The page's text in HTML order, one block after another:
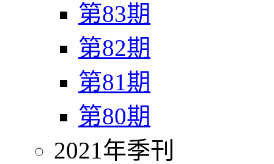
第83期
第82期
第81期
第80期
2021年季刊